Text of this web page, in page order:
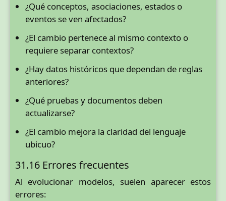
¿Qué conceptos, asociaciones, estados o
eventos se ven afectados?
¿El cambio pertenece al mismo contexto o
requiere separar contextos?
¿Hay datos históricos que dependan de reglas
anteriores?
¿Qué pruebas y documentos deben
actualizarse?
¿El cambio mejora la claridad del lenguaje
ubicuo?
31.16 Errores frecuentes
Al evolucionar modelos, suelen aparecer estos
errores: